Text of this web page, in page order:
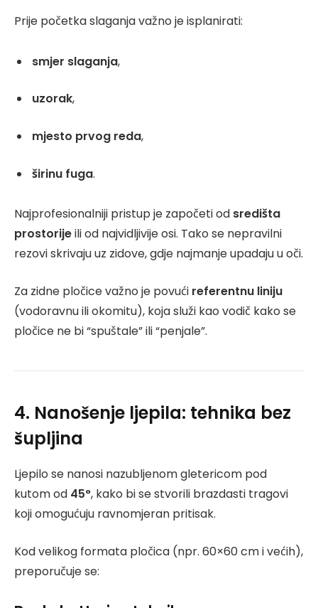
Prije početka slaganja važno je isplanirati:
smjer slaganja,
uzorak,
mjesto prvog reda,
širinu fuga.
Najprofesionalniji pristup je započeti od središta
prostorijeili od najvidljivije osi. Tako se nepravilni
rezovi skrivaju uz zidove, gdje najmanje upadaju u oči.
Za zidne pločice važno je povući referentnu liniju
(vodoravnu ili okomitu), koja služi kao vodič kako se
pločice ne bi “spuštale” ili “penjale”.
4. Nanošenje ljepila: tehnika bez
šupljina
Ljepilo se nanosi nazubljenom gletericom pod
kutom od 45°, kako bi se stvorili brazdasti tragovi
koji omogućuju ravnomjeran pritisak.
Kod velikog formata pločica (npr. 60×60 cm i većih),
preporučuje se: